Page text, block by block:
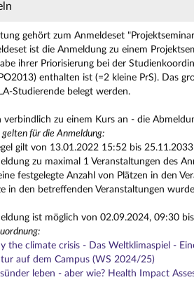
gehört zum Anmeldeset
ist die Anmeldung zu einem
ihrer Priorisierung bei der
enthalten ist (=2 kleine PrS). Das
Studierende belegt werden.
verbindlich zu einem Kurs an - die
gelten für die Anmeldung:
gilt von 13.01.2022 15:52 bis
zu maximal 1 Veranstaltungen des
festgelegte Anzahl von Plätzen in den
in den betreffenden Veranstaltungen
ist möglich von 02.09.2024, 09:30
the climate crisis - Das Weltklimaspiel -
auf dem Campus (WS 2024/25)
leben - aber wie? Health Impact